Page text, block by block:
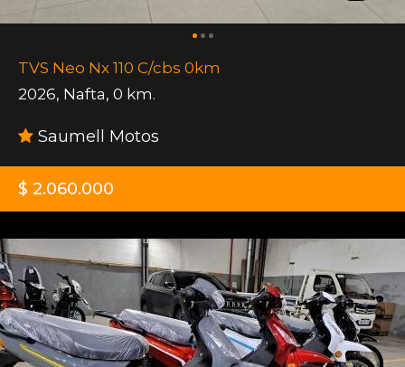
TVS Neo Nx 110 C/cbs 0km
2026, Nafta, 0 km.
Saumell Motos
$ 2.060.000